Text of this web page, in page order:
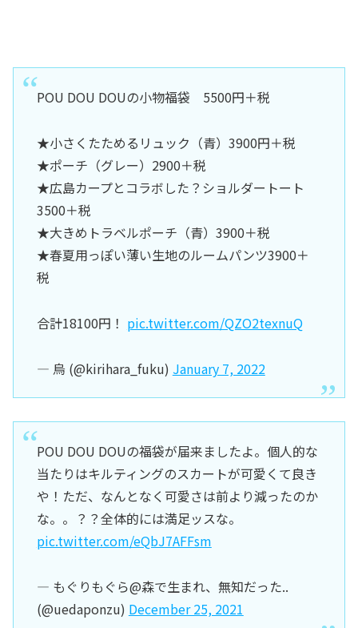
POU DOU DOUの小物福袋 5500円＋税
★小さくたためるリュック（青）3900円＋税
★ポーチ（グレー）2900＋税
★広島カープとコラボした？ショルダートート
3500＋税
★大きめトラベルポーチ（青）3900＋税
★春夏用っぽい薄い生地のルームパンツ3900＋
税
合計18100円！ pic.twitter.com/QZO2texnuQ
— 烏 (@kirihara_fuku) January 7, 2022
POU DOU DOUの福袋が届来ましたよ。個人的な
当たりはキルティングのスカートが可愛くて良き
や！ただ、なんとなく可愛さは前より減ったのか
な。。？？全体的には満足ッスな。
pic.twitter.com/eQbJ7AFFsm
— もぐりもぐら@森で生まれ、無知だった..
(@uedaponzu) December 25, 2021